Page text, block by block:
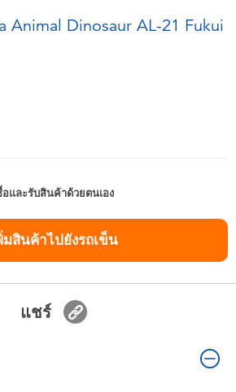
ารสะสม
Animal Dinosaur AL-21 Fukui
อและรับสินค้าด้วยตนเอง
มสินค้าไปยังรถเข็น
แชร์